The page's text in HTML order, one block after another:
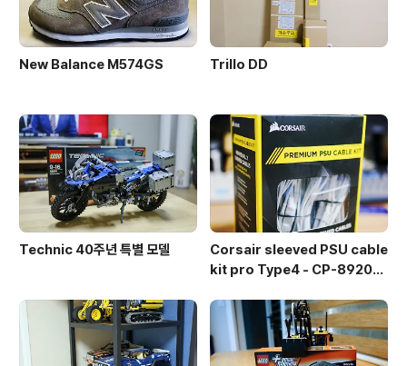
New Balance M574GS Trillo DD
Technic 40주년 특별 모델
Corsair sleeved PSU cable
kit pro Type4 - CP-892015